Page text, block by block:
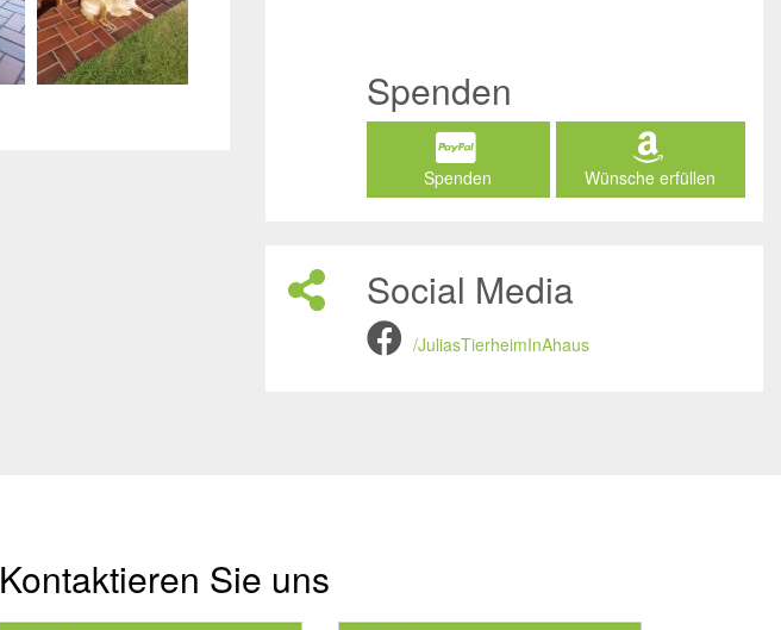
Spenden
Spenden Wünsche erfüllen
Social Media
/JuliasTierheimInAhaus
Kontaktieren Sie uns